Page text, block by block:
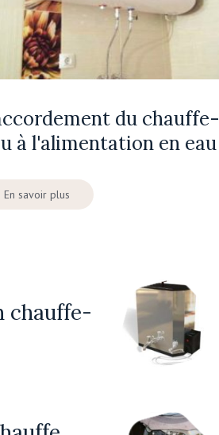
du chauffe-
à l'alimentation en eau
En savoir plus
chauffe-